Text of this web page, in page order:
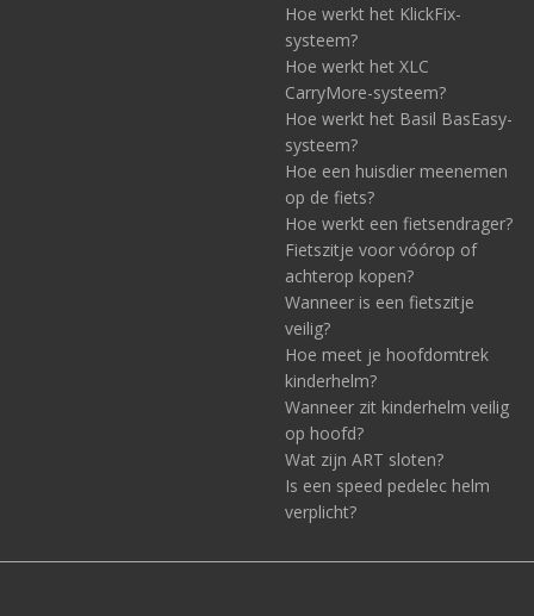
Hoe werkt het KlickFix-
systeem?
Hoe werkt het XLC
CarryMore-systeem?
Hoe werkt het Basil BasEasy-
systeem?
Hoe een huisdier meenemen
op de fiets?
Hoe werkt een fietsendrager?
Fietszitje voor vóórop of
achterop kopen?
Wanneer is een fietszitje
veilig?
Hoe meet je hoofdomtrek
kinderhelm?
Wanneer zit kinderhelm veilig
op hoofd?
Wat zijn ART sloten?
Is een speed pedelec helm
verplicht?